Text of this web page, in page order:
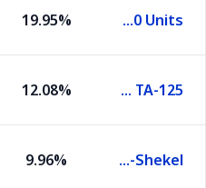
KSM ETF (00) Tel Bond-60 Units
19.95%
KSM ETF (4A) TA-125
12.08%
KSM ETF (00) Tel Bond-Shekel
9.96%